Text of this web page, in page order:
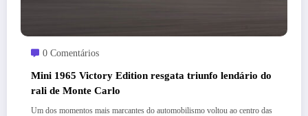
0 Comentários
Mini 1965 Victory Edition resgata triunfo lendário do
rali de Monte Carlo
Um dos momentos mais marcantes do automobilismo voltou ao centro das